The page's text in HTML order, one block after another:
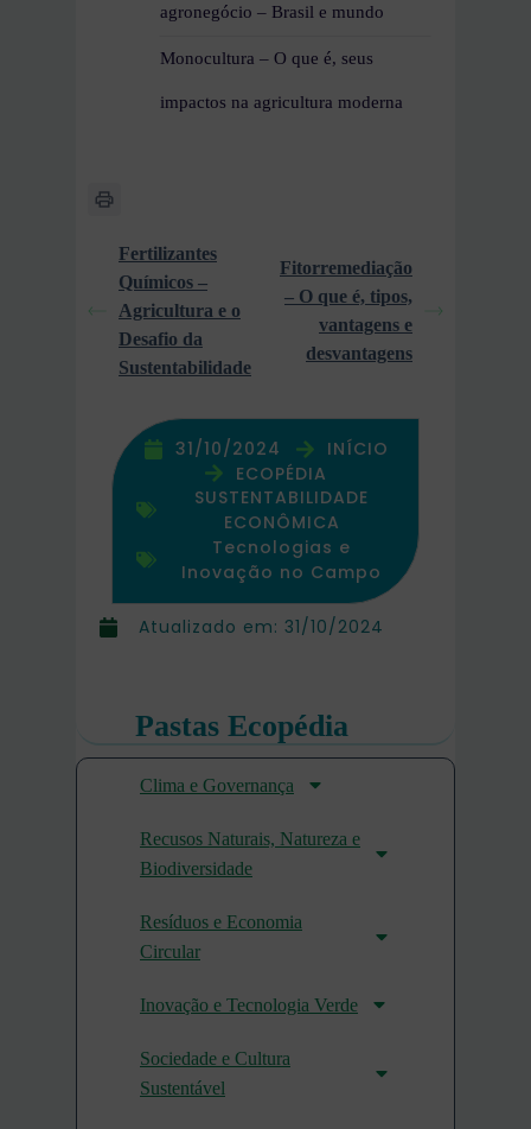
Atualizado em: 31/10/2024
agronegócio – Brasil e mundo
Monocultura – O que é, seus
impactos na agricultura moderna
Fertilizantes
Químicos –
Agricultura e o
Desafio da
Sustentabilidade
Fitorremediação
– O que é, tipos,
vantagens e
desvantagens
31/10/2024
INÍCIO
ECOPÉDIA
SUSTENTABILIDADE
ECONÔMICA
Tecnologias e
Inovação no Campo
Pastas Ecopédia
Clima e Governança
Recusos Naturais, Natureza e
Biodiversidade
Resíduos e Economia
Circular
Inovação e Tecnologia Verde
Sociedade e Cultura
Sustentável